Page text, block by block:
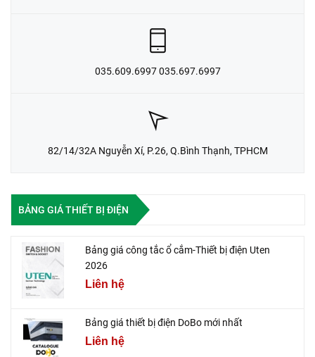
035.609.6997 035.697.6997
82/14/32A Nguyễn Xí, P.26, Q.Bình Thạnh, TPHCM
BẢNG GIÁ THIẾT BỊ ĐIỆN
Bảng giá công tắc ổ cắm-Thiết bị điện Uten
2026
Liên hệ
Bảng giá thiết bị điện DoBo mới nhất
Liên hệ